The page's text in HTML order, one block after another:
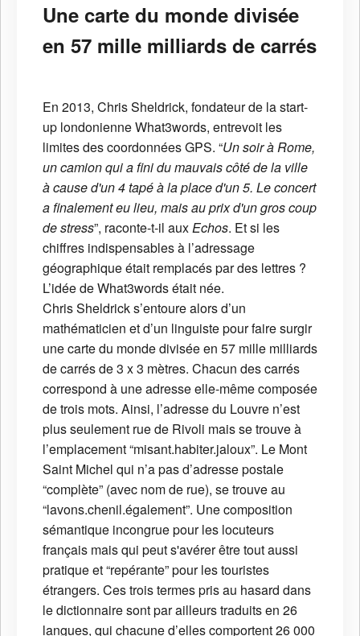
Une carte du monde divisée
en 57 mille milliards de carrés
En 2013, Chris Sheldrick, fondateur de la start-
up londonienne What3words, entrevoit les
limites des coordonnées GPS. “Un soir à Rome,
un camion qui a fini du mauvais côté de la ville
à cause d'un 4 tapé à la place d'un 5. Le concert
a finalement eu lieu, mais au prix d'un gros coup
de stress”, raconte-t-il auxEchos. Et si les
chiffres indispensables à l’adressage
géographique était remplacés par des lettres ?
L’idée de What3words était née.
Chris Sheldrick s’entoure alors d’un
mathématicien et d’un linguiste pour faire surgir
une carte du monde divisée en 57 mille milliards
de carrés de 3 x 3 mètres. Chacun des carrés
correspond à une adresse elle-même composée
de trois mots. Ainsi, l’adresse du Louvre n’est
plus seulement rue de Rivoli mais se trouve à
l’emplacement “misant.habiter.jaloux”. Le Mont
Saint Michel qui n’a pas d’adresse postale
“complète” (avec nom de rue), se trouve au
“lavons.chenil.également”. Une composition
sémantique incongrue pour les locuteurs
français mais qui peut s'avérer être tout aussi
pratique et “repérante” pour les touristes
étrangers. Ces trois termes pris au hasard dans
le dictionnaire sont par ailleurs traduits en 26
langues, qui chacune d’elles comportent 26 000